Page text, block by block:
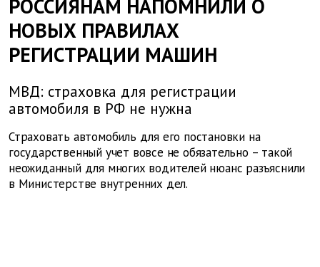
РОССИЯНАМ НАПОМНИЛИ О
НОВЫХ ПРАВИЛАХ
РЕГИСТРАЦИИ МАШИН
МВД: страховка для регистрации
автомобиля в РФ не нужна
Страховать автомобиль для его постановки на
государственный учет вовсе не обязательно – такой
неожиданный для многих водителей нюанс разъяснили
в Министерстве внутренних дел.